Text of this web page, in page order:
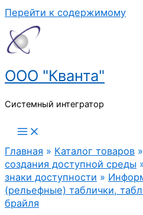
Перейти к содержимому
ООО "Кванта"
Системный интегратор
Главная » Каталог товаров »
создания доступной среды
знаки доступности »
(рельефные) таблички,
брайля